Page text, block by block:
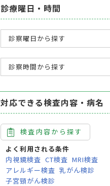
診療曜日・時間
診察曜日から探す
診察時間から探す
対応できる検査内容・病名
検査内容から探す
よく利用される条件
内視鏡検査 CT検査 MRI検査
アレルギー検査 乳がん検診
子宮頸がん検診